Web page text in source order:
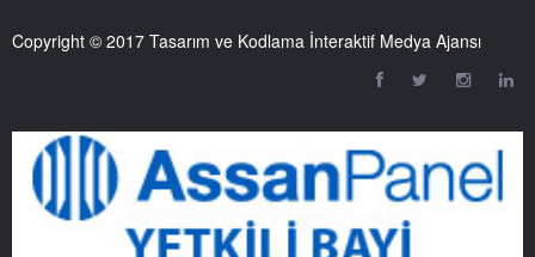
Copyright © 2017 Tasarım ve Kodlama İnteraktif Medya Ajansı